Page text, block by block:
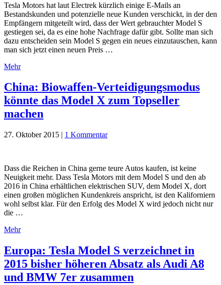
Tesla Motors hat laut Electrek kürzlich einige E-Mails an
Bestandskunden und potenzielle neue Kunden verschickt, in der den
Empfängern mitgeteilt wird, dass der Wert gebrauchter Model S
gestiegen sei, da es eine hohe Nachfrage dafür gibt. Sollte man sich
dazu entscheiden sein Model S gegen ein neues einzutauschen, kann
man sich jetzt einen neuen Preis …
Mehr
China: Biowaffen-Verteidigungsmodus
könnte das Model X zum Topseller
machen
27. Oktober 2015 | 1 Kommentar
Dass die Reichen in China gerne teure Autos kaufen, ist keine
Neuigkeit mehr. Dass Tesla Motors mit dem Model S und den ab
2016 in China erhältlichen elektrischen SUV, dem Model X, dort
einen großen möglichen Kundenkreis anspricht, ist den Kaliforniern
wohl selbst klar. Für den Erfolg des Model X wird jedoch nicht nur
die …
Mehr
Europa: Tesla Model S verzeichnet in
2015 bisher höheren Absatz als Audi A8
und BMW 7er zusammen